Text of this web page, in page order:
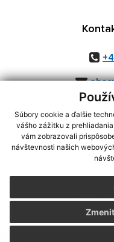
Súbory cookie a ďalšie
vášho zážitku z
vám zobrazovali
návštevnosti našich
využite možnosť
CMS systém (redakčný)
Posledná
Vytlačiť stránku